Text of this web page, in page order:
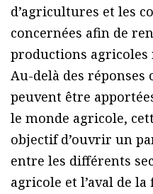
d’agricultures et les
concernées afin de
productions agricoles
Au-delà des
peuvent être
le monde agricole,
objectif d’ouvrir un
entre les différents
agricole et l’aval de